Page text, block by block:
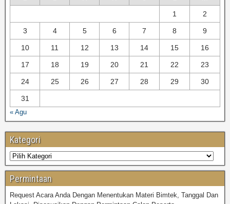
1 2
3 4 5 6 7 8 9
10 11 12 13 14 15 16
17 18 19 20 21 22 23
24 25 26 27 28 29 30
31
« Agu
Kategori
Permintaan
Request Acara Anda Dengan Menentukan Materi Bimtek, Tanggal Dan